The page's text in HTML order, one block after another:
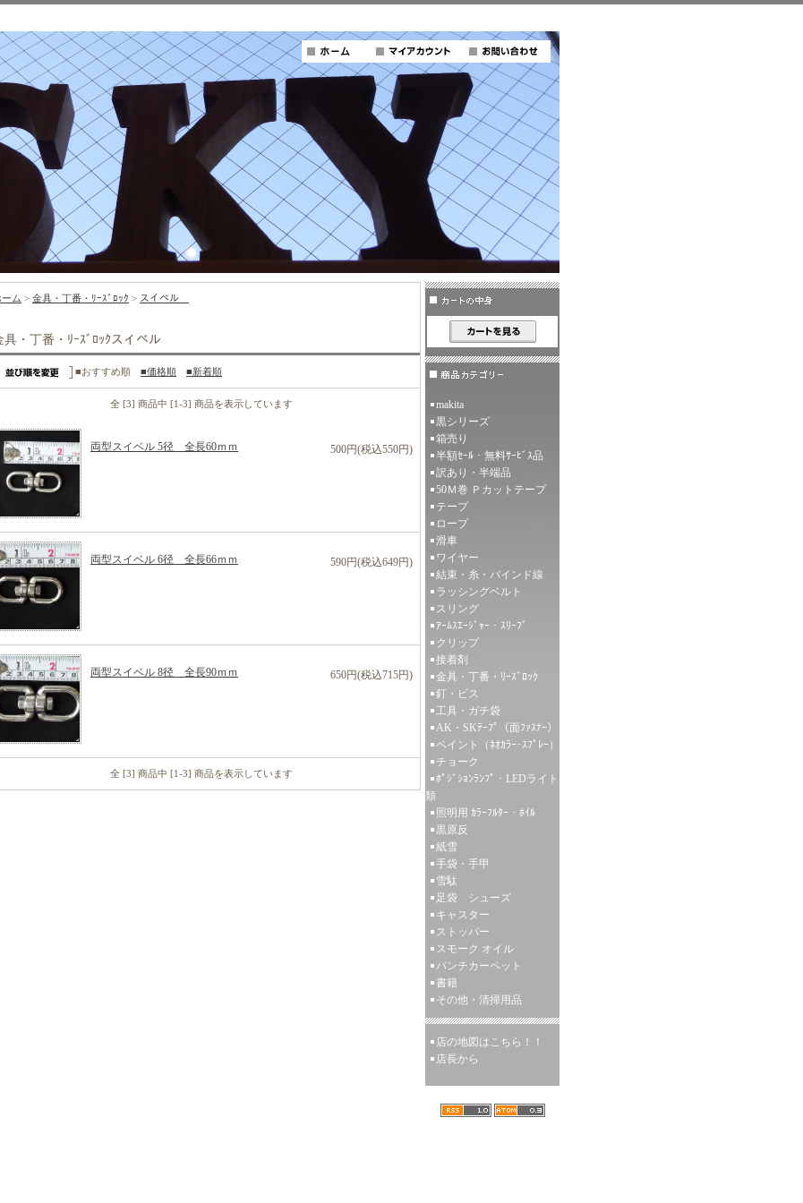
ーム > 金具・丁番・ﾘｰｽﾞﾛｯｸ > スイベル
具・丁番・ﾘｰｽﾞﾛｯｸスイベル
■おすすめ順 ■価格順 ■新着順
全 [3] 商品中 [1-3] 商品を表示しています
両型スイベル 5径 全長60ｍｍ 500円(税込550円)
両型スイベル 6径 全長66ｍｍ 590円(税込649円)
両型スイベル 8径 全長90ｍｍ 650円(税込715円)
全 [3] 商品中 [1-3] 商品を表示しています
makita
黒シリーズ
箱売り
半額ｾｰﾙ・無料ｻｰﾋﾞｽ品
訳あり・半端品
50Ｍ巻 Ｐカットテープ
テープ
ロープ
滑車
ワイヤー
結束・糸・バインド線
ラッシングベルト
スリング
ｱｰﾑｽｴｰｼﾞｬｰ・ｽﾘｰﾌﾞ
クリップ
接着剤
金具・丁番・ﾘｰｽﾞﾛｯｸ
釘・ビス
工具・ガチ袋
AK・SKﾃｰﾌﾟ（面ﾌｧｽﾅｰ）
ペイント（ﾈｵｶﾗｰ･ｽﾌﾟﾚｰ）
チョーク
ﾎﾟｼﾞｼｮﾝﾗﾝﾌﾟ・LEDライト
類
照明用 ｶﾗｰﾌﾙﾀｰ・ﾎｲﾙ
黒原反
紙雪
手袋・手甲
雪駄
足袋 シューズ
キャスター
ストッパー
スモーク オイル
パンチカーペット
書籍
その他・清掃用品
店の地図はこちら！！
店長から